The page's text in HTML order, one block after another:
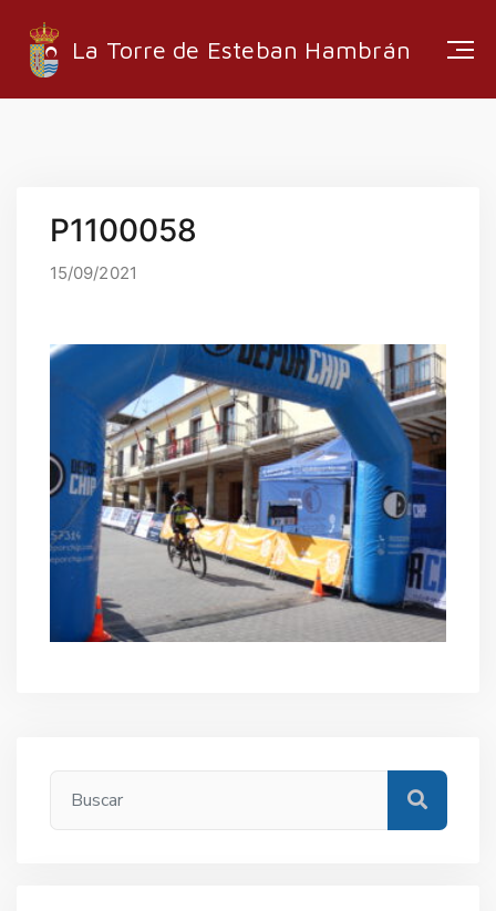
La Torre de Esteban Hambrán
EMPRESAS LOCALES
INFORMACIÓN
EMPLEO
SANIDAD
DEPORTES
URBANISMO
CULTURA
P1100058
15/09/2021